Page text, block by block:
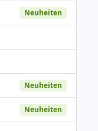
Neuheiten
Neuheiten
Neuheiten